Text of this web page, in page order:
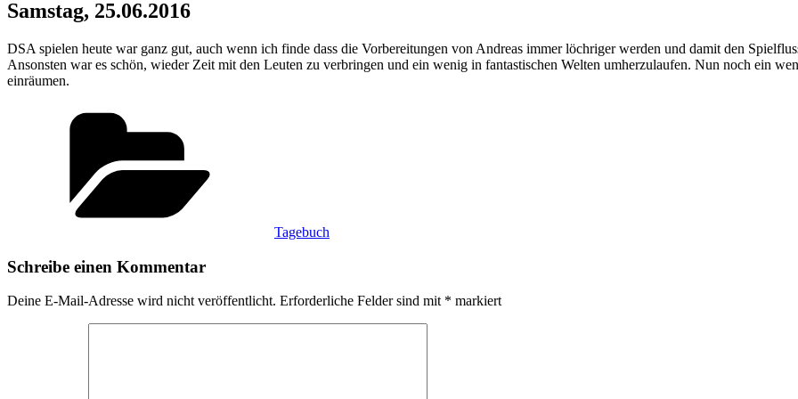
Samstag, 25.06.2016
DSA spielen heute war ganz gut, auch wenn ich finde dass die Vorbereitungen von Andreas immer löchriger werden und damit den
Ansonsten war es schön, wieder Zeit mit den Leuten zu verbringen und ein wenig in fantastischen Welten umherzulaufen. Nun noch ein
einräumen.
Tagebuch
Schreibe einen Kommentar
Deine E-Mail-Adresse wird nicht veröffentlicht. Erforderliche Felder sind mit * markiert